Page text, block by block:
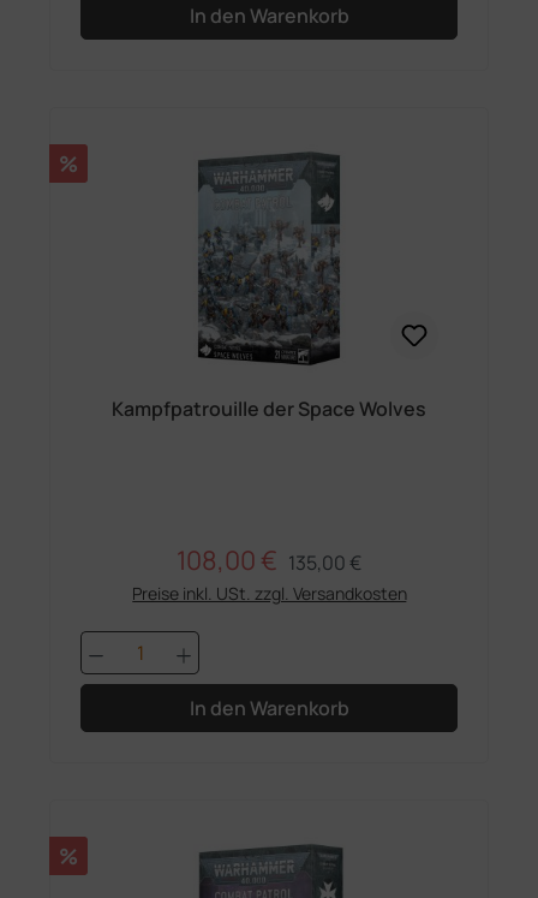
In den Warenkorb
Rabatt
%
Kampfpatrouille der Space Wolves
Verkaufspreis:
108,00 € Regulärer Preis:
135,00 €
Preise inkl. USt. zzgl. Versandkosten
Produkt Anzahl: Gib den
In den Warenkorb
Rabatt
%